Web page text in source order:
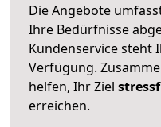
Die Angebote
Ihre Bedürfnisse
Kundenservice steht
Verfügung.
helfen, Ihr Ziel
erreichen.